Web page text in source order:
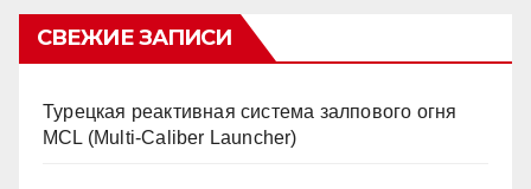
СВЕЖИЕ ЗАПИСИ
Турецкая реактивная система залпового огня
MCL (Multi-Caliber Launcher)